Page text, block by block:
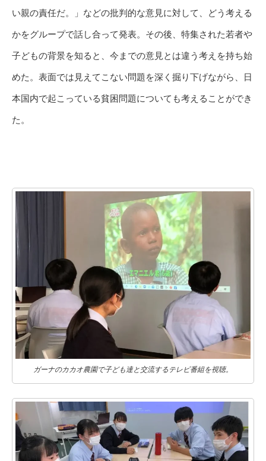
い親の責任だ。」などの批判的な意見に対して、どう考える
かをグループで話し合って発表。その後、特集された若者や
子どもの背景を知ると、今までの意見とは違う考えを持ち始
めた。表面では見えてこない問題を深く掘り下げながら、日
本国内で起こっている貧困問題についても考えることができ
た。
ガーナのカカオ農園で子ども達と交流するテレビ番組を視聴。